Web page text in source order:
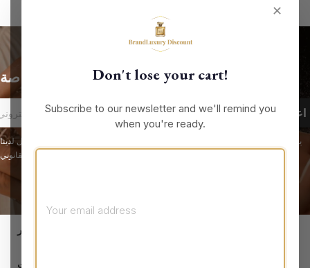
✕
Don't lose your cart!
Subscribe to our newsletter and we'll remind you
when you're ready.
الحصول على أحدث الأخبار والعروض الخاصة
يمكنك إلغاء الاشتراك في أي لحظة. لهذا الغرض، يرجى الاطلاع على معلومات الاتصال لدينا
معلومات المتجر
المنتجات